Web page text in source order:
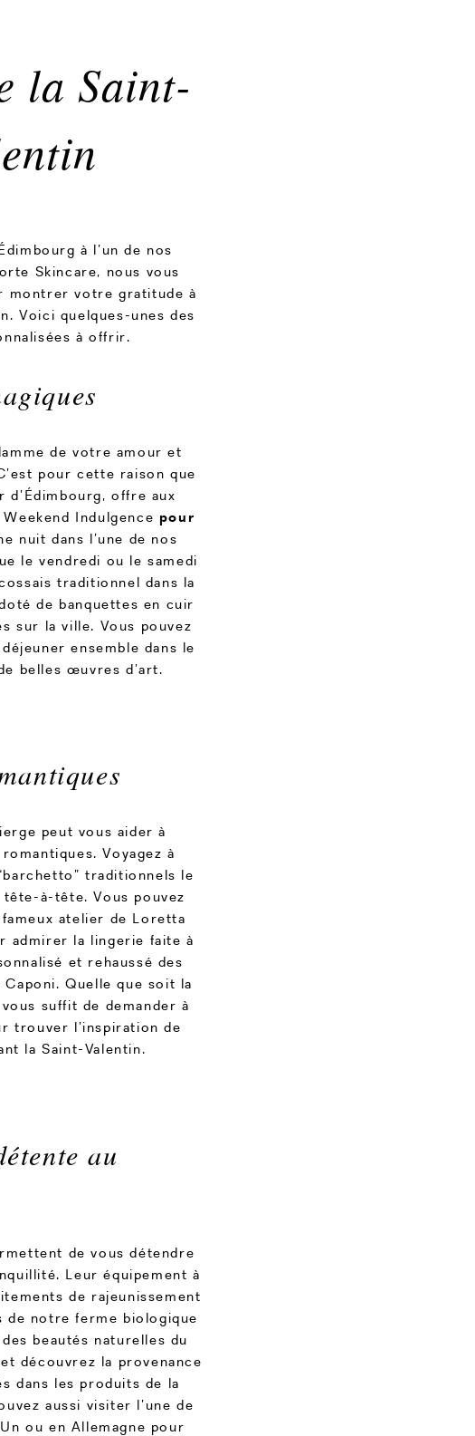
la Saint-
à l’un de nos
Skincare, nous vous
montrer votre gratitude à
Voici quelques-unes des
à offrir.
de votre amour et
pour cette raison que
offre aux
Indulgence pour
nuit dans l’une de nos
le vendredi ou le samedi
traditionnel dans la
de banquettes en cuir
sur la ville. Vous pouvez
ensemble dans le
belles œuvres d’art.
peut vous aider à
Voyagez à
traditionnels le
tête-à-tête. Vous pouvez
atelier de Loretta
admirer la lingerie faite à
et rehaussé des
Quelle que soit la
suffit de demander à
trouver l’inspiration de
la Saint-Valentin.
au
de vous détendre
Leur équipement à
de rajeunissement
de notre ferme biologique
beautés naturelles du
découvrez la provenance
dans les produits de la
aussi visiter l’une de
ou en Allemagne pour